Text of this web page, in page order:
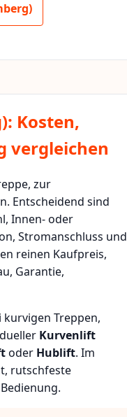
Kosten,
vergleichen
zur
Entscheidend sind
Innen- oder
Stromanschluss und
reinen Kaufpreis,
Garantie,
kurvigen Treppen,
Kurvenlift
oder Hublift. Im
rutschfeste